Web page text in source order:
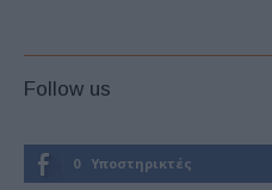
Follow us
0 Υποστηρικτές